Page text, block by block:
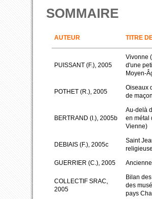
SOMMAIRE
AUTEUR TITRE
PUISSANT (F.), 2005
Vivonne
d'une
Moyen-
POTHET (R.), 2005
Oiseaux
de
BERTRAND (I.), 2005b
Au-delà
en métal
Vienne)
DEBIAIS (F.), 2005c
Saint
GUERRIER (C.), 2005
COLLECTIF SRAC,
2005
Bilan
des
pays